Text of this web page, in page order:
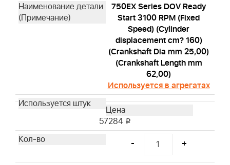
750EX Series DOV Ready
Start 3100 RPM (Fixed
Speed) (Cylinder
displacement cm? 160)
(Crankshaft Dia mm 25,00)
(Crankshaft Length mm
62,00)
Используется в агрегатах
57284 i
- +